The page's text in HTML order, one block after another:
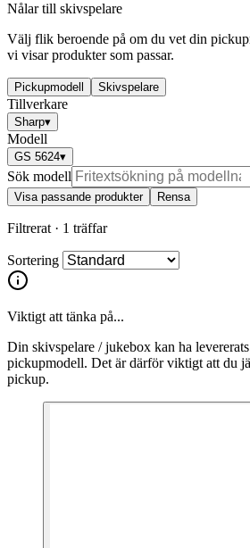
Nålar till skivspelare
Välj flik beroende på om du vet din
vi visar produkter som passar.
Pickupmodell Skivspelare
Tillverkare
Sharp▾
Modell
GS 5624▾
Sök modell
Visa passande produkter Rensa
Filtrerat · 1 träffar
Sortering
Viktigt att tänka på...
Din skivspelare / jukebox kan ha
pickupmodell. Det är därför viktigt att du
pickup.